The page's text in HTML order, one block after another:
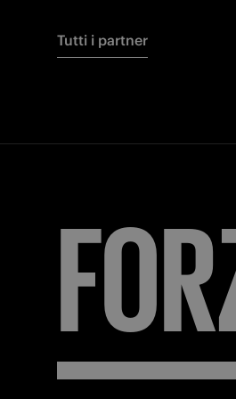
Tutti i partner